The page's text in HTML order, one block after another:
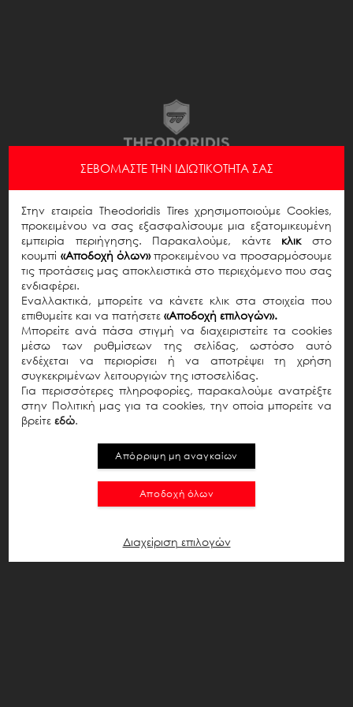
E-mail Χρήστη
Ή
Select your preferred language
Ξέχασα το Password;
ΣΕΒΌΜΑΣΤΕ ΤΗΝ ΙΔΙΩΤΙΚΌΤΗΤΆ ΣΑΣ
Στην εταιρεία Theodoridis Tires χρησιμοποιούμε Cookies,
προκειμένου να σας εξασφαλίσουμε μια εξατομικευμένη
εμπειρία περιήγησης. Παρακαλούμε, κάντε κλικ στο
κουμπί «Αποδοχή όλων»προκειμένου να προσαρμόσουμε
τις προτάσεις μας αποκλειστικά στο περιεχόμενο που σας
ενδιαφέρει.
Εναλλακτικά, μπορείτε να κάνετε κλικ στα στοιχεία που
επιθυμείτε και να πατήσετε«Αποδοχή επιλογών».
Μπορείτε ανά πάσα στιγμή να διαχειριστείτε τα cookies
μέσω των ρυθμίσεων της σελίδας, ωστόσο αυτό
ενδέχεται να περιορίσει ή να αποτρέψει τη χρήση
συγκεκριμένων λειτουργιών της ιστοσελίδας.
Για περισσότερες πληροφορίες, παρακαλούμε ανατρέξτε
στην Πολιτική μας για τα cookies, την οποία μπορείτε να
βρείτεεδώ.
Απόρριψη μη αναγκαίων
Αποδοχή όλων
Διαχείριση επιλογών